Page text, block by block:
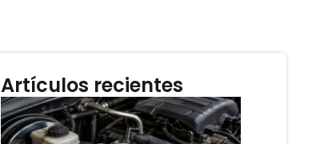
Artículos recientes